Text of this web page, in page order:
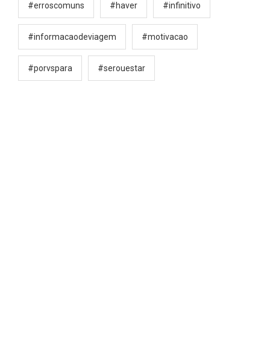
#erroscomuns #haver #infinitivo
#informacaodeviagem #motivacao
#porvspara #serouestar